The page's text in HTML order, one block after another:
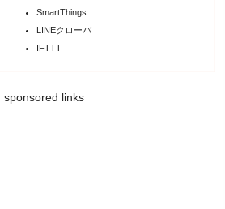
SmartThings
LINEクローバ
IFTTT
sponsored links